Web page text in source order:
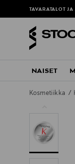
TAVARATALOT
NAISET
Kosmetiikka